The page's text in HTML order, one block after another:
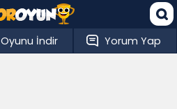
Oyunu İndir Yorum Yap